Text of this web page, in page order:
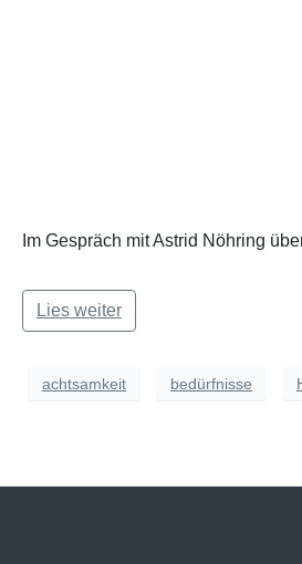
Im Gespräch mit Astrid Nöhring
Lies weiter
achtsamkeit bedürfnisse